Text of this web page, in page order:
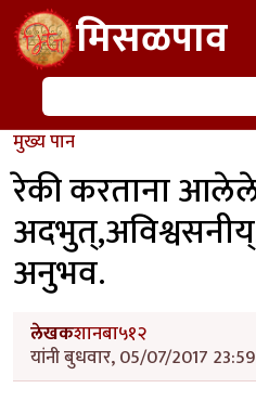
Skip to main contentमिसळपाव
शोध
मुख्य पान
रेकी करताना
अनुभव.
लेखकशानबा५१२
यांनी बुधवार, 05/07/2017